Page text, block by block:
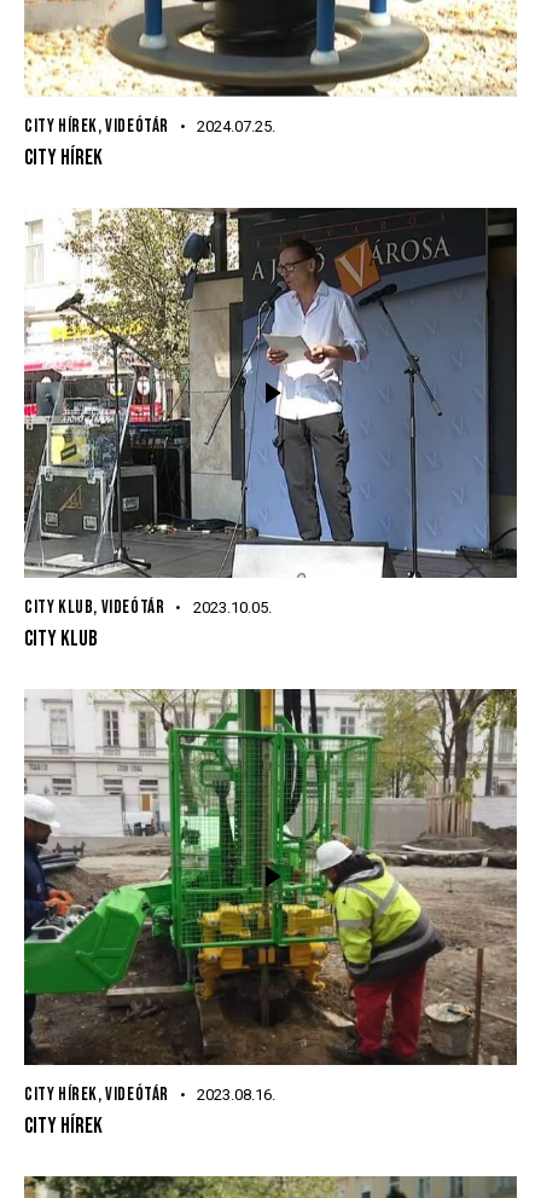
CITY HÍREK,VIDEÓTÁR 2024.07.25.
CITY HÍREK
CITY KLUB, VIDEÓTÁR 2023.10.05.
CITY KLUB
CITY HÍREK,VIDEÓTÁR 2023.08.16.
CITY HÍREK